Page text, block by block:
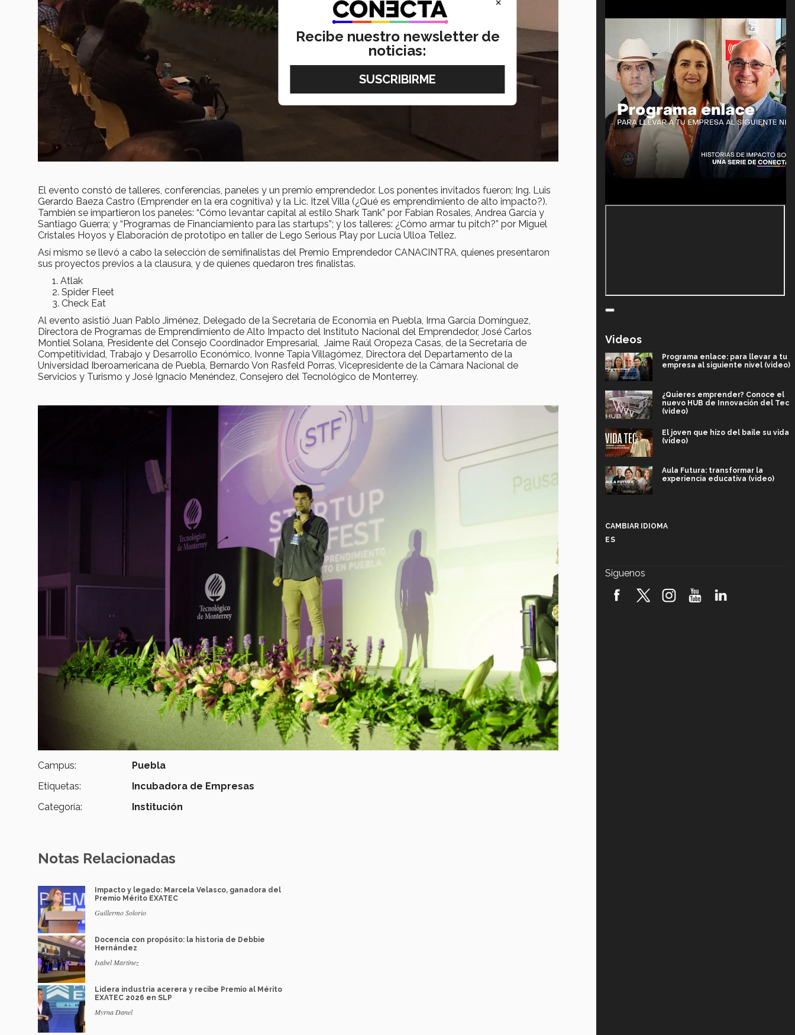
El evento constó de talleres, conferencias, paneles y un premio emprendedor. Los ponentes invitados fueron; Ing. Luis
Gerardo Baeza Castro (Emprender en la era cognitiva) y la Lic. Itzel Villa (¿Qué es emprendimiento de alto impacto?).
También se impartieron los paneles: “Cómo levantar capital al estilo Shark Tank” por Fabian Rosales, Andrea García y
Santiago Guerra; y “Programas de Financiamiento para las startups”; y los talleres: ¿Cómo armar tu pitch?” por Miguel
Cristales Hoyos y Elaboración de prototipo en taller de Lego Serious Play por Lucía Ulloa Tellez.
Así mismo se llevó a cabo la selección de semifinalistas del Premio Emprendedor CANACINTRA, quienes presentaron
sus proyectos previos a la clausura, y de quienes quedaron tres finalistas.
Atlak
Spider Fleet
Check Eat
Al evento asistió Juan Pablo Jiménez, Delegado de la Secretaría de Economia en Puebla, Irma García Domínguez,
Directora de Programas de Emprendimiento de Alto Impacto del Instituto Nacional del Emprendedor, José Carlos
Montiel Solana, Presidente del Consejo Coordinador Empresarial, Jaime Raúl Oropeza Casas, de la Secretaría de
Competitividad, Trabajo y Desarrollo Económico, Ivonne Tapia Villagómez, Directora del Departamento de la
Universidad Iberoamericana de Puebla, Bernardo Von Rasfeld Porras, Vicepresidente de la Cámara Nacional de
Servicios y Turismo y José Ignacio Menéndez, Consejero del Tecnológico de Monterrey.
Campus:
Puebla
Etiquetas:
Incubadora de Empresas
Categoría:
Institución
Notas Relacionadas
Impacto y legado: Marcela Velasco, ganadora del
Premio Mérito EXATEC
Guillermo Solorio
Docencia con propósito: la historia de Debbie
Hernández
Isabel Martínez
Lidera industria acerera y recibe Premio al Mérito
EXATEC 2026 en SLP
Myrna Danel
Videos
Programa enlace: para llevar a tu
empresa al siguiente nivel (video)
¿Quieres emprender? Conoce el
nuevo HUB de Innovación del Tec
(video)
El joven que hizo del baile su vida
(video)
Aula Futura: transformar la
experiencia educativa (video)
robótica FIRST 2026! (video)
CAMBIAR IDIOMA
ES
Síguenos
Recibe nuestro newsletter de
noticias: